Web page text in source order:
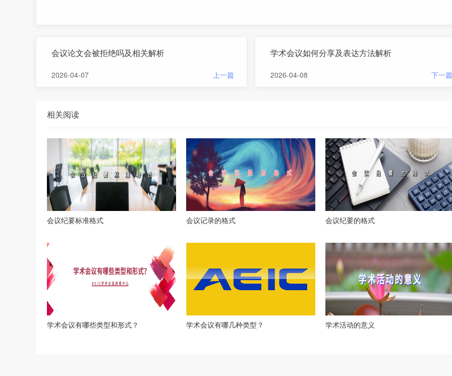
会议论文会被拒绝吗及相关解析
2026-04-07 上一篇
学术会议如何分享及表达方法解析
2026-04-08 下一篇
相关阅读
会议纪要标准格式 会议记录的格式 会议纪要的格式
学术会议有哪些类型和形式？ 学术会议有哪几种类型？ 学术活动的意义